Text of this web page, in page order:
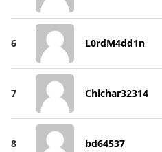
6 L0rdM4dd1n
7 Chichar32314
8 bd64537